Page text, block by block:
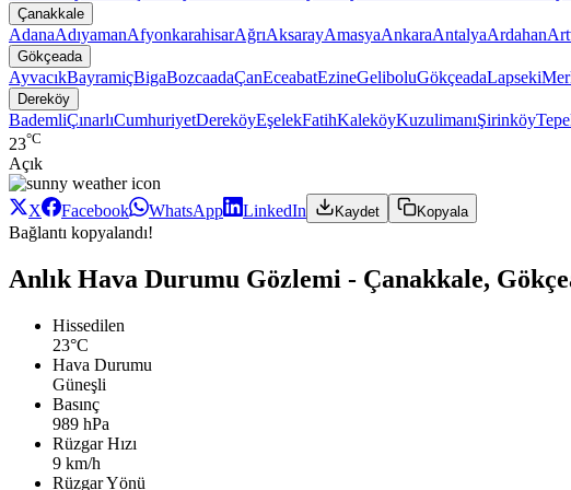
Çanakkale
AdanaAdıyamanAfyonkarahisarAğrıAksarayAmasyaAnkaraAntalyaArdahan
Gökçeada
AyvacıkBayramiçBigaBozcaadaÇanEceabatEzineGeliboluGökçeadaLapseki
Dereköy
BademliÇınarlıCumhuriyetDereköyEşelekFatihKaleköyKuzulimanıŞirinköy
23°C
Açık
X Facebook WhatsApp LinkedIn Kaydet Kopyala
Bağlantı kopyalandı!
Anlık Hava Durumu Gözlemi - Çanakkale,
Hissedilen
23°C
Hava Durumu
Güneşli
Basınç
989 hPa
Rüzgar Hızı
9 km/h
Rüzgar Yönü